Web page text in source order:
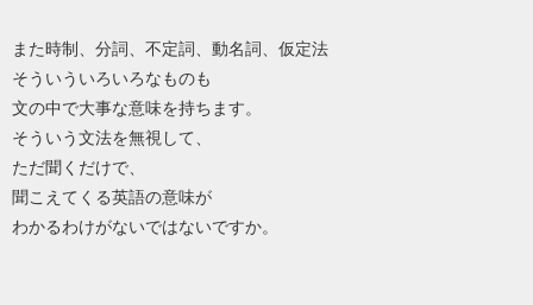
また時制、分詞、不定詞、動名詞、仮定法
そういういろいろなものも
文の中で大事な意味を持ちます。
そういう文法を無視して、
ただ聞くだけで、
聞こえてくる英語の意味が
わかるわけがないではないですか。